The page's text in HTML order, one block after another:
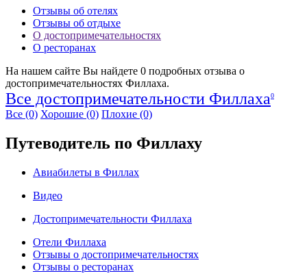
Отзывы об отелях
Отзывы об отдыхе
О достопримечательностях
О ресторанах
На нашем сайте Вы найдете 0 подробных отзыва о
достопримечательностях Филлаха.
Все достопримечательности Филлаха0
Все (0) Хорошие (0) Плохие (0)
Путеводитель по Филлаху
Авиабилеты в Филлах
Видео
Достопримечательности Филлаха
Отели Филлаха
Отзывы о достопримечательностях
Отзывы о ресторанах